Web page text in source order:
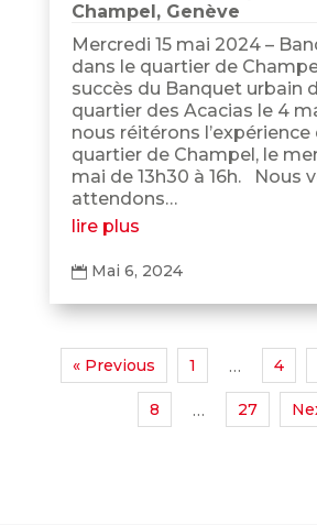
Champel, Genève
Mercredi 15 mai 2024 –
dans le quartier de
succès du Banquet urbain
quartier des Acacias le 4
nous réitérons l’expérience
quartier de Champel, le
mai de 13h30 à 16h. Nous
attendons…
lire plus
 Mai 6, 2024
« Previous 1 … 4
8 … 27